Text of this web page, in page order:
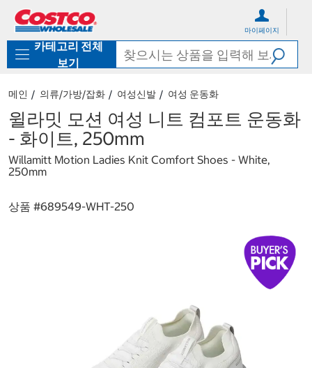
로
기
가
마이페이지
카테고리 전체
보기
메인 의류/가방/잡화 여성신발 여성 운동화
윌라밋 모션 여성 니트 컴포트 운동화
- 화이트, 250mm
Willamitt Motion Ladies Knit Comfort Shoes - White,
250mm
상품 #689549-WHT-250